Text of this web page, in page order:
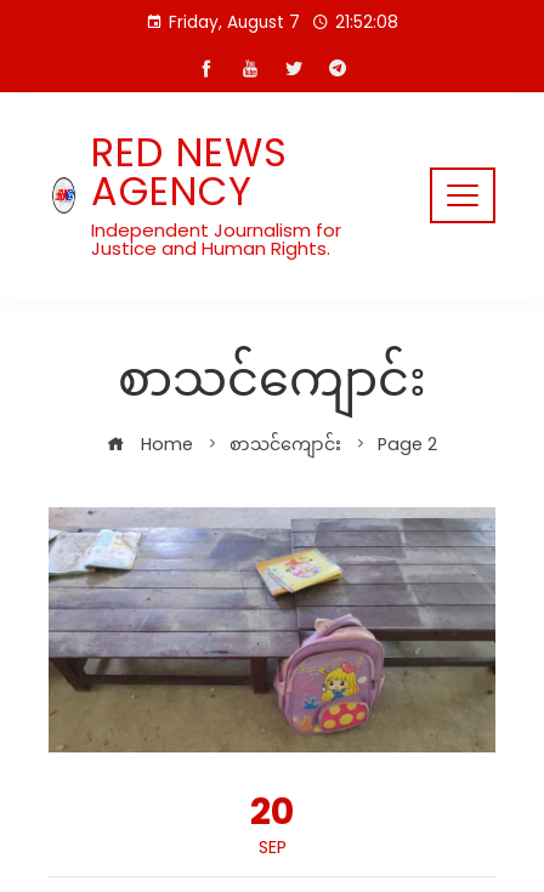
Friday, August 7 21:52:08
RED NEWS
AGENCY
Independent Journalism for
Justice and Human Rights.
စာသင်ကျောင်း
Home စာသင်ကျောင်း Page 2
20
SEP